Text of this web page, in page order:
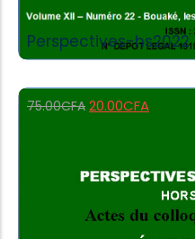
Perspectives-hs2022
75.00CFA 20.00CFA